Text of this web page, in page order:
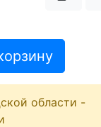
области -